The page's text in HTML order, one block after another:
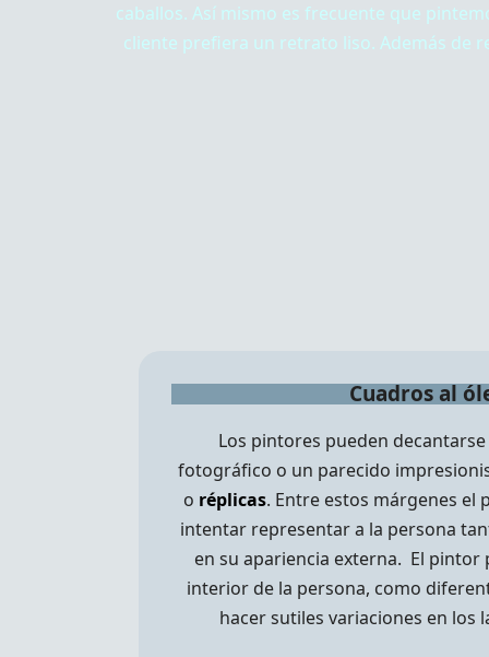
caballos. Así mismo es frecuente que
cliente prefiera un retrato liso. Además de
Cuadros al
Los pintores pueden
fotográfico o un parecido
o réplicas. Entre estos márgenes
intentar representar a la persona
en su apariencia externa. El pintor
interior de la persona, como
hacer sutiles variaciones en los